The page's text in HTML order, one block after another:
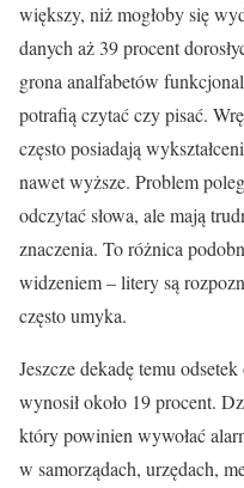
większy, niż mogłoby się
danych aż 39 procent
grona analfabetów
potrafią czytać czy pisać.
często posiadają
nawet wyższe. Problem
odczytać słowa, ale mają
znaczenia. To różnica
widzeniem – litery są
często umyka.
Jeszcze dekadę temu
wynosił około 19 procent.
który powinien wywołać
w samorządach, urzędach,